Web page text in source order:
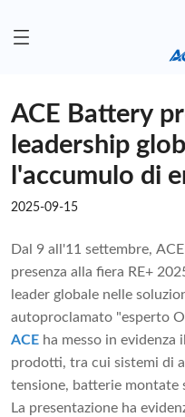
ACE Battery
leadership
l'accumulo di
2025-09-15
Dal 9 all'11 settembre,
presenza alla fiera RE+
leader globale nelle
autoproclamato "esperto
ACE ha messo in
prodotti, tra cui sistemi di
tensione, batterie montate
La presentazione ha